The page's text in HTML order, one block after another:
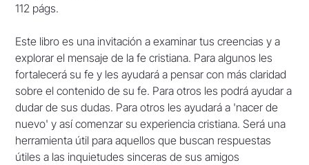
112 págs.
Este libro es una invitación a examinar tus creencias y a
explorar el mensaje de la fe cristiana. Para algunos les
fortalecerá su fe y les ayudará a pensar con más claridad
sobre el contenido de su fe. Para otros les podrá ayudar a
dudar de sus dudas. Para otros les ayudará a 'nacer de
nuevo' y así comenzar su experiencia cristiana. Será una
herramienta útil para aquellos que buscan respuestas
útiles a las inquietudes sinceras de sus amigos